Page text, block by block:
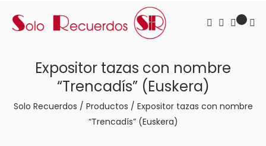
Expositor tazas con nombre
“Trencadís” (Euskera)
Solo Recuerdos / Productos / Expositor tazas con nombre
“Trencadís” (Euskera)